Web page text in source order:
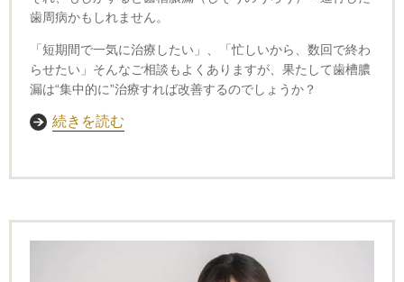
歯周病かもしれません。
「短期間で一気に治療したい」、
「忙しいから、数回で終わ
らせたい」 そんなご相談もよくありますが、果たして歯槽膿
漏は“集中的に”治療すれば改善するのでしょうか？
続きを読む